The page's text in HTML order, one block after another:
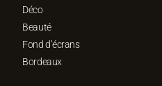
Déco
Beauté
Fond d’écrans
Bordeaux